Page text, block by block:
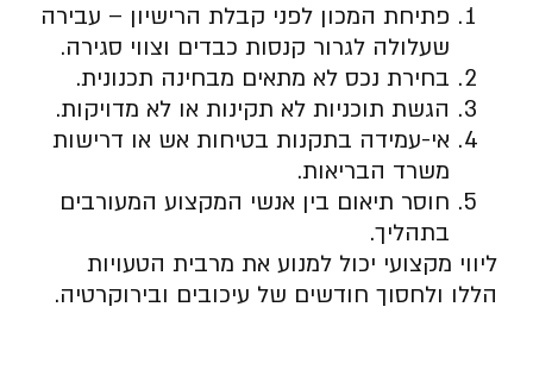
פתיחת המכון לפני קבלת הרישיון – עבירה
שעלולה לגרור קנסות כבדים וצווי סגירה.
בחירת נכס לא מתאים מבחינה תכנונית.
הגשת תוכניות לא תקינות או לא מדויקות.
אי-עמידה בתקנות בטיחות אש או דרישות
משרד הבריאות.
חוסר תיאום בין אנשי המקצוע המעורבים
בתהליך.
ליווי מקצועי יכול למנוע את מרבית הטעויות
הללו ולחסוך חודשים של עיכובים ובירוקרטיה.